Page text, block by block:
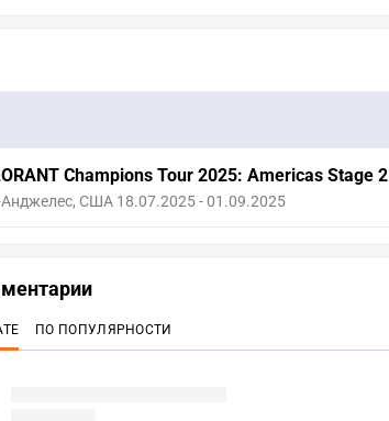
Champions Tour 2025: Americas Stage 2
США 18.07.2025 - 01.09.2025
ПО ПОПУЛЯРНОСТИ